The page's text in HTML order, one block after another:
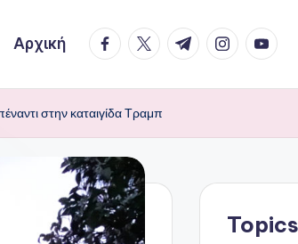
Αρχική facebook.com
twitter.com
t.me
στην καταιγίδα Τραμπ
Topics